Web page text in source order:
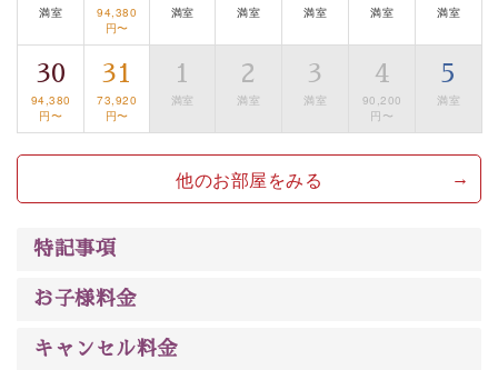
豊富な知識を持ったドライバー兼ガイドが諏訪大社をご
案内します。事前ご予約制ですので、ご利用ご希望の方
は【3日前まで】にお電話ください。
※交通規制などにより運行できない日がございます
※年末年始及び御柱祭前後は運行しておりません
以上がプラン内容です。
で心癒されます。 清らかな源泉、自然の恵みあるお食
いただける、美しく癒される宿で贅沢に幸せのときを安
満室
94,380
円〜
満室 満室 満室 満室 満室
30
94,380
円〜
31
73,920
円〜
1
満室
2
満室
3
満室
4
90,200
円〜
5
満室
他のお部屋をみる
特記事項
お子様料金
キャンセル料金